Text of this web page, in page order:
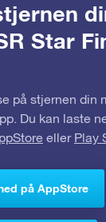
Star
på stjernen din
Du kan laste
eller Play
på AppStore